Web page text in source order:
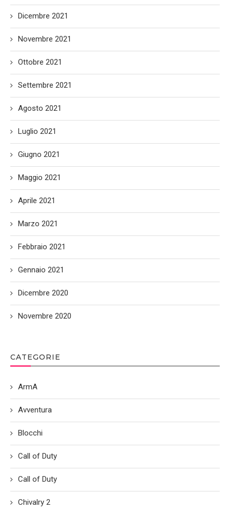
Dicembre 2021
Novembre 2021
Ottobre 2021
Settembre 2021
Agosto 2021
Luglio 2021
Giugno 2021
Maggio 2021
Aprile 2021
Marzo 2021
Febbraio 2021
Gennaio 2021
Dicembre 2020
Novembre 2020
CATEGORIE
ArmA
Avventura
Blocchi
Call of Duty
Call of Duty
Chivalry 2